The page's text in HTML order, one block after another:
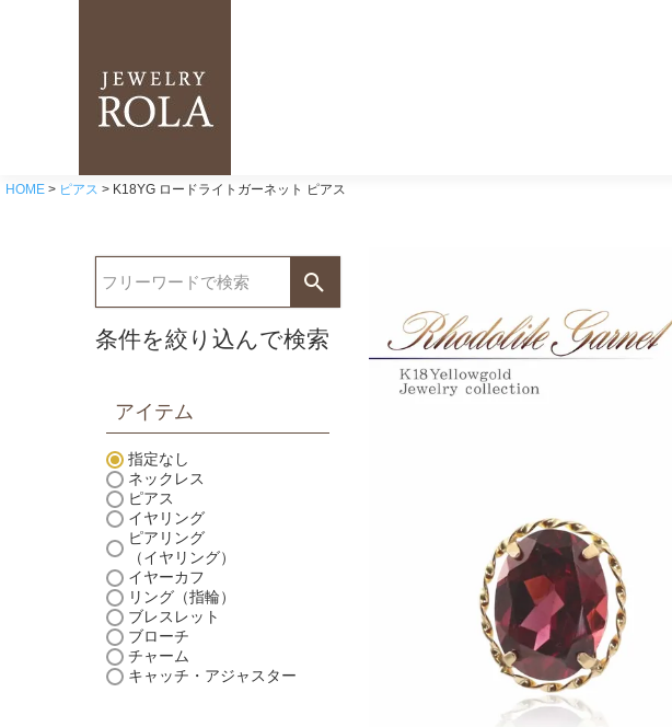
HOME ピアス K18YG ロードライトガーネット ピアス
条件を絞り込んで検索
アイテム
指定なし
ネックレス
ピアス
イヤリング
ピアリング
（イヤリング）
イヤーカフ
リング（指輪）
ブレスレット
ブローチ
チャーム
キャッチ・アジャスター